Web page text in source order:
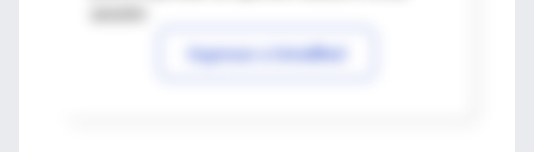
Ingresar a IntraMed